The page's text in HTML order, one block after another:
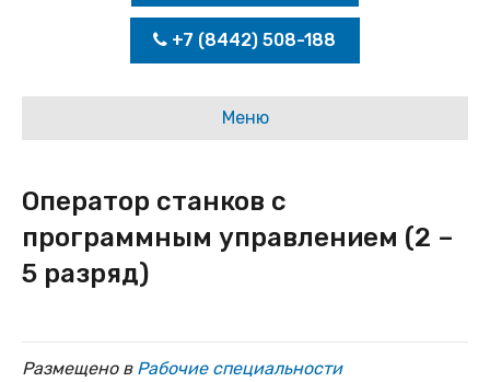
+7 (8442) 508-188
Меню
Оператор станков с
программным управлением (2 –
5 разряд)
Размещено в Рабочие специальности